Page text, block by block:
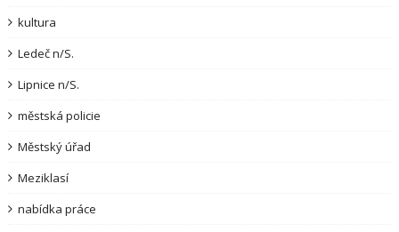
kultura
Ledeč n/S.
Lipnice n/S.
městská policie
Městský úřad
Meziklasí
nabídka práce